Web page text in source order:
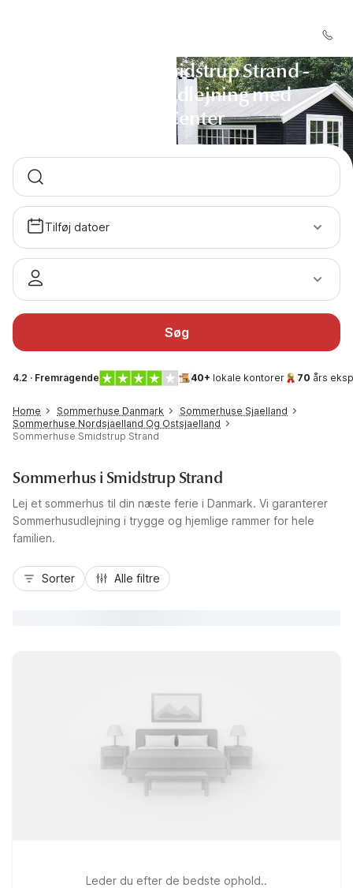
Sommerhus Smidstrup Strand -
Sommerhusudlejning med
DanCenter
Tilføj datoer
Søg
4.2 · Fremragende 40+ lokale kontorer 70 års
Home Sommerhuse Danmark
Sommerhuse Sjaelland
Sommerhuse Nordsjaelland Og Ostsjaelland
Sommerhuse Smidstrup Strand
Sommerhus i Smidstrup Strand
Lej et sommerhus til din næste ferie i Danmark. Vi garanterer
Sommerhusudlejning i trygge og hjemlige rammer for hele
familien.
Sorter Alle filtre
Leder du efter de bedste ophold..